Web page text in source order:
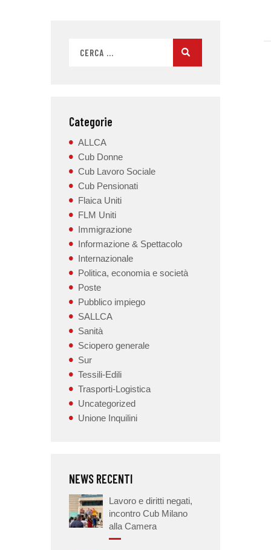
Categorie
ALLCA
Cub Donne
Cub Lavoro Sociale
Cub Pensionati
Flaica Uniti
FLM Uniti
Immigrazione
Informazione & Spettacolo
Internazionale
Politica, economia e società
Poste
Pubblico impiego
SALLCA
Sanità
Sciopero generale
Sur
Tessili-Edili
Trasporti-Logistica
Uncategorized
Unione Inquilini
NEWS RECENTI
Lavoro e diritti negati,
incontro Cub Milano
alla Camera